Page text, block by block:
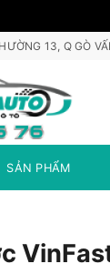
13, Q GÒ
SẢN PHẨM